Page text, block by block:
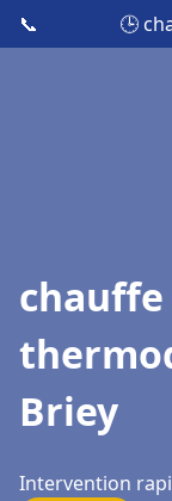
📞 🕒
chauffe
Briey
Intervention